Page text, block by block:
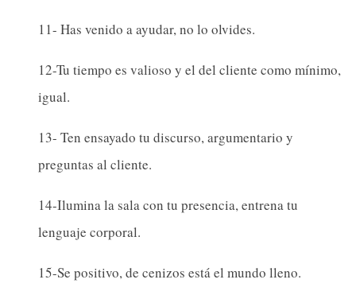
11- Has venido a ayudar, no lo olvides.
12-Tu tiempo es valioso y el del cliente como mínimo,
igual.
13- Ten ensayado tu discurso, argumentario y
preguntas al cliente.
14-Ilumina la sala con tu presencia, entrena tu
lenguaje corporal.
15-Se positivo, de cenizos está el mundo lleno.